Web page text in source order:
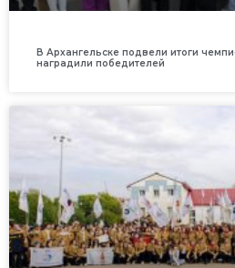
В Архангельске подвели итоги
наградили победителей